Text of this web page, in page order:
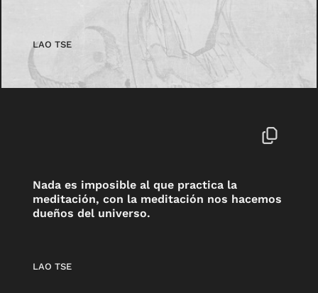
LAO TSE
Nada es imposible al que practica la
meditación, con la meditación nos hacemos
dueños del universo.
LAO TSE